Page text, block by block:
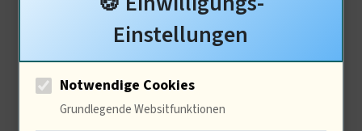
Sie die Plattform, um
Ihre
Werbemaßnahmen
mit relevanten Daten
Einstellungen
Notwendige Cookies
Grundlegende Websitfunktionen